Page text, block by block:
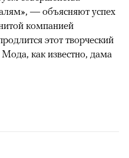
— объясняют успех
компанией
этот творческий
как известно, дама